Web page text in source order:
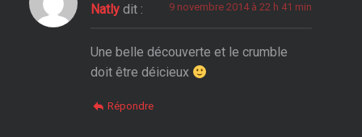
Natly dit : 9 novembre 2014 à 22 h 41 min
Une belle découverte et le crumble
doit être déicieux
Répondre